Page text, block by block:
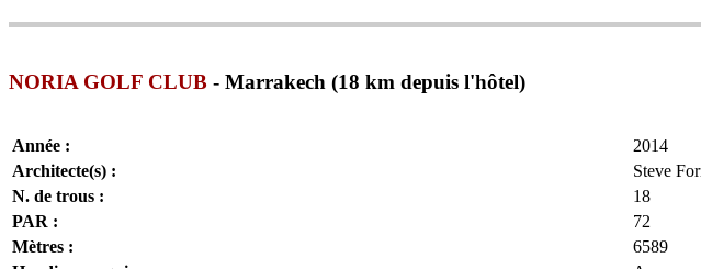
NORIA GOLF CLUB - Marrakech (18 km depuis l'hôtel)
Année :
2014
Architecte(s) :
Steve
N. de trous :
18
PAR :
72
Mètres :
6589